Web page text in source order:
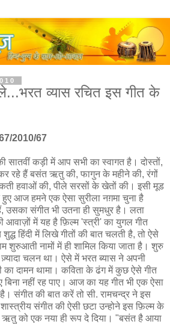
व्यास रचित इस गीत के
2010/67
सातवीं कड़ी में आप सभी का स्वागत है। दोस्तों,
कर रहे हैं बसंत ऋतु की, फागुन के महीने की, रंगों
हवाओं की, पीले सरसों के खेतों की। इसी मूड
आज हमने एक ऐसा सुरीला नग़मा चुना है
उसका संगीत भी उतना ही सुमधुर है। लता
में यह है फ़िल्म 'स्त्री' का युगल गीत
हिंदी में लिखे गीतों की बात चलती है, तो ऐसे
शुरुआती नामों में ही शामिल किया जाता है। शुरु
ज़्यादा चलन था। ऐसे में भरत ब्यास ने अपनी
का दामन थामा। कविता के ढंग में कुछ ऐसे गीत
नहीं रह पाए। आज का यह गीत भी एक ऐसा
संगीत की बात करें तो सी. रामचन्द्र ने इस
संगीत की ऐसी छटा उन्होने इस फ़िल्म के
ऋतु को एक नया ही रूप दे दिया। "बसंत है आया